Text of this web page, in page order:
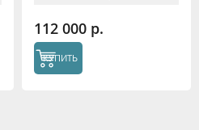
112 000 р.
КУПИТЬ